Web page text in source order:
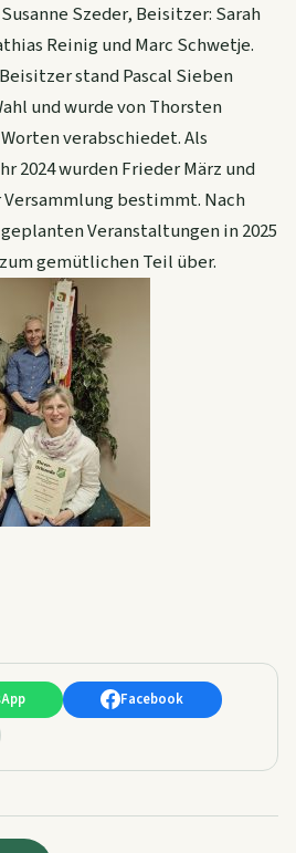
Szeder, Beisitzer: Sarah
Reinig und Marc Schwetje.
stand Pascal Sieben
und wurde von Thorsten
verabschiedet. Als
2024 wurden Frieder März und
bestimmt. Nach
Veranstaltungen in 2025
gemütlichen Teil über.
Facebook